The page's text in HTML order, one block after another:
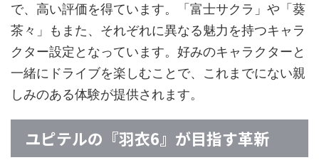
で、高い評価を得ています。「富士サクラ」や「葵
茶々」もまた、それぞれに異なる魅力を持つキャラ
クター設定となっています。好みのキャラクターと
一緒にドライブを楽しむことで、これまでにない親
しみのある体験が提供されます。
ユピテルの『羽衣6』が目指す革新